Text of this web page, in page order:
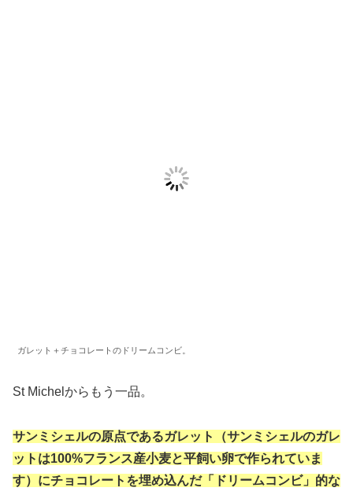
ガレット＋チョコレートのドリームコンビ。
St Michelからもう一品。
サンミシェルの原点であるガレット（サンミシェルのガレ
ットは100%フランス産小麦と平飼い卵で作られていま
す）にチョコレートを埋め込んだ「ドリームコンビ」的な